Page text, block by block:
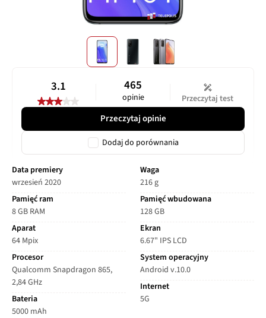
3.1 465
opinie Przeczytaj test
Przeczytaj opinie
Dodaj do porównania
Data premiery
wrzesień 2020
Pamięć ram
8 GB RAM
Aparat
64 Mpix
Procesor
Qualcomm Snapdragon 865,
2,84 GHz
Bateria
5000 mAh
Waga
216 g
Pamięć wbudowana
128 GB
Ekran
6.67" IPS LCD
System operacyjny
Android v.10.0
Internet
5G